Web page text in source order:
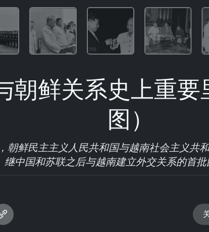
朝鲜关系史上重要
图）
朝鲜民主主义人民共和国与越南社会主义共
继中国和苏联之后与越南建立外交关系的首批